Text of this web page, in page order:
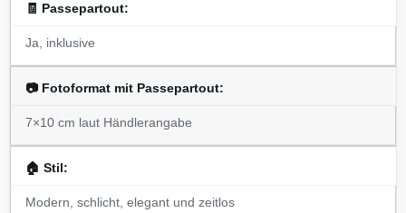
🧾 Passepartout:
Ja, inklusive
📷 Fotoformat mit Passepartout:
7×10 cm laut Händlerangabe
🏠 Stil:
Modern, schlicht, elegant und zeitlos